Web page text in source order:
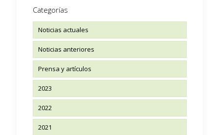
Categorías
Noticias actuales
Noticias anteriores
Prensa y artículos
2023
2022
2021